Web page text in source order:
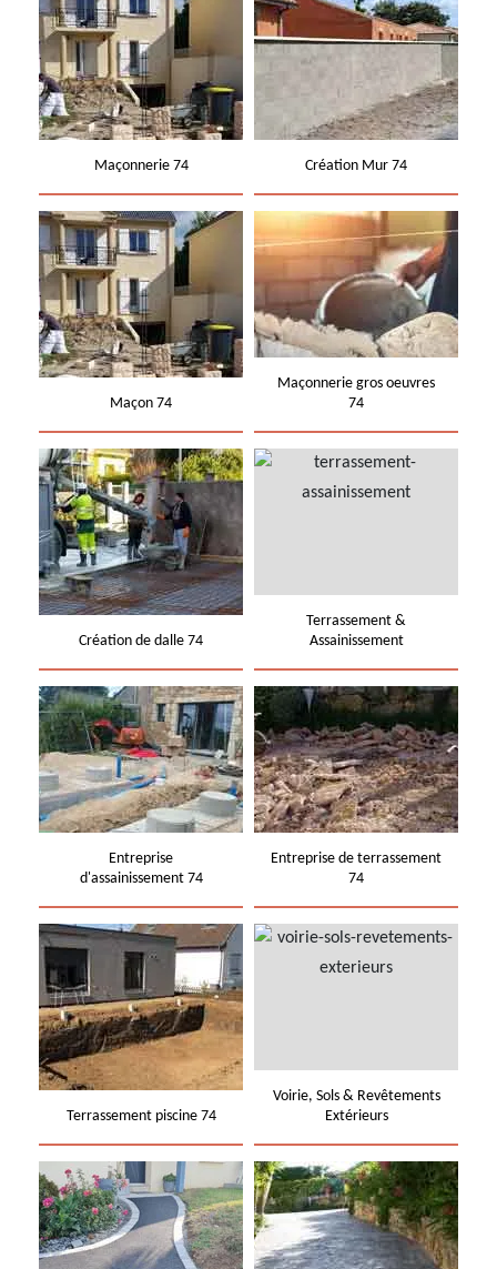
Maçonnerie 74 Création Mur 74
Maçon 74
Maçonnerie gros oeuvres
74
Création de dalle 74
Terrassement &
Assainissement
Entreprise
d'assainissement 74
Entreprise de terrassement
74
Terrassement piscine 74
Voirie, Sols & Revêtements
Extérieurs